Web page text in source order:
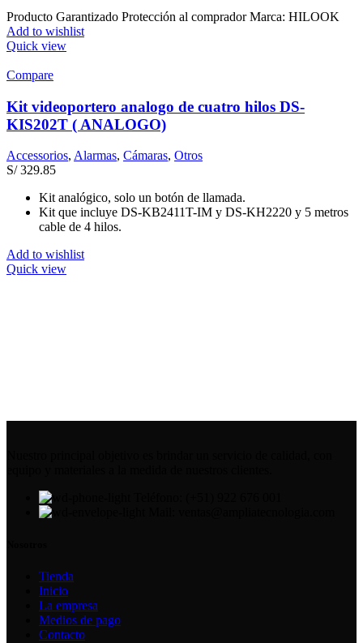
Producto Garantizado Protección al comprador Marca: HILOOK
Add to wishlist
Quick view
Compare
Kit videoportero analogo de cuatro hilos DS-
KIS202T ( ANALOGO)
Accessorios, Alarmas, Cámaras, Otros
S/329.85
Kit analógico, solo un botón de llamada.
Kit que incluye DS-KB2411T-IM y DS-KH2220 y 5 metros
cable de 4 hilos.
Add to wishlist
Quick view
Tienda
Inicio
La empresa
Medios de pago
Contacto